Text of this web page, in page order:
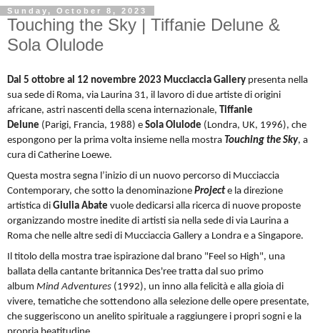
Sunday, October 8, 2023
Touching the Sky | Tiffanie Delune &
Sola Olulode
Dal 5 ottobre al 12 novembre 2023 Mucciaccia Gallery presenta nella
sua sede di Roma, via Laurina 31, il lavoro di due artiste di origini
africane, astri nascenti della scena internazionale,
Tiffanie
Delune (Parigi, Francia, 1988) e Sola Olulode (Londra, UK, 1996), che
espongono per la prima volta insieme nella mostra Touching the Sky, a
cura di Catherine Loewe.
Questa mostra segna l’inizio di un nuovo percorso di Mucciaccia
Contemporary, che sotto la denominazione Projecte la direzione
artistica di Giulia Abate vuole dedicarsi alla ricerca di nuove proposte
organizzando mostre inedite di artisti sia nella sede di via Laurina a
Roma che nelle altre sedi di Mucciaccia Gallery a Londra e a Singapore.
Il titolo della mostra trae ispirazione dal brano "Feel so High", una
ballata della cantante britannica Des'ree tratta dal suo primo
album Mind Adventures (1992), un inno alla felicità e alla gioia di
vivere, tematiche che sottendono alla selezione delle opere presentate,
che suggeriscono un anelito spirituale a raggiungere i propri sogni e la